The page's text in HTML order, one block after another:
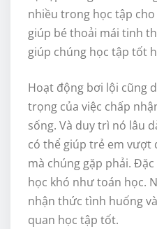
nhiều trong học tập
giúp bé thoải mái tinh
giúp chúng học tập tốt
Hoạt động bơi lội cũng
trọng của việc chấp
sống. Và duy trì nó lâu
có thể giúp trẻ em
mà chúng gặp phải.
học khó như toán học.
nhận thức tình huống
quan học tập tốt.